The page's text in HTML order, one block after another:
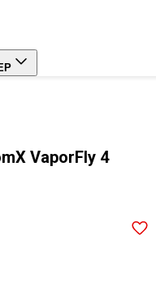
VaporFly 4